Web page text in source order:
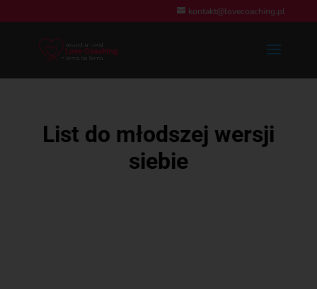
kontakt@lovecoaching.pl
List do młodszej wersji
siebie